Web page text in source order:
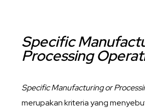
Specific
Processing
Specific Manufacturing or
merupakan kriteria yang